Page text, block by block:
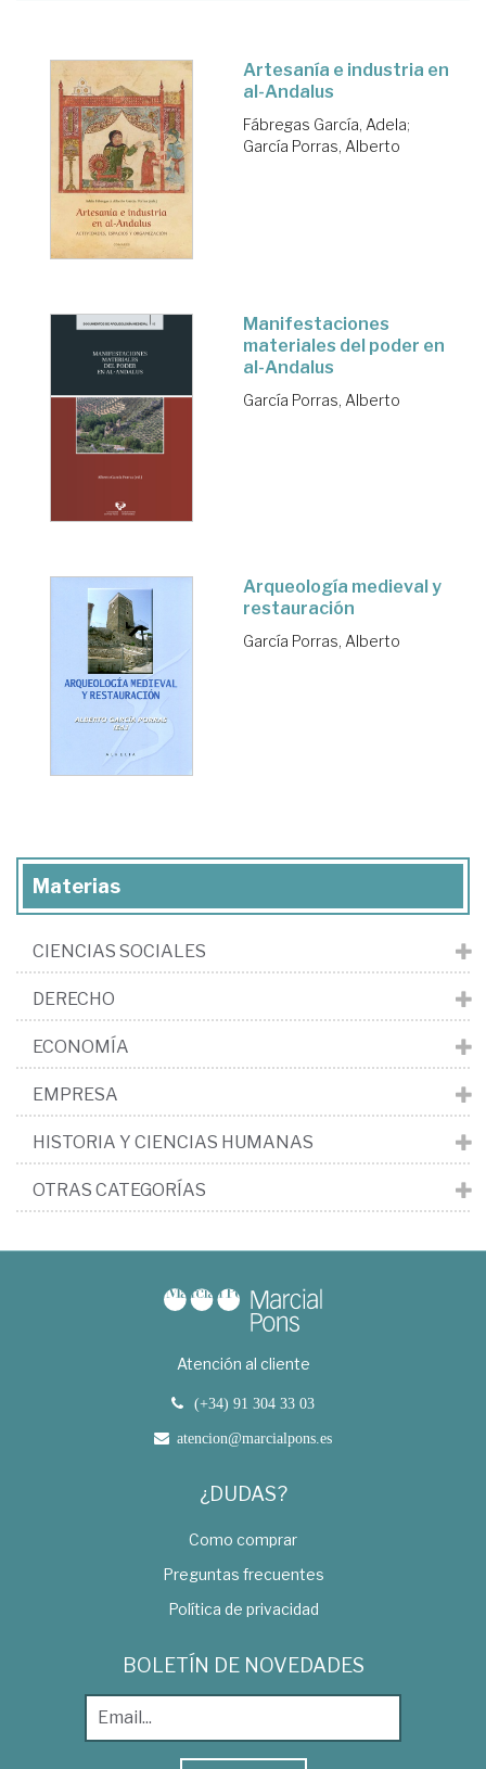
Artesanía e industria en
al-Andalus
Fábregas García, Adela;
García Porras, Alberto
Manifestaciones
materiales del poder en
al-Andalus
García Porras, Alberto
Arqueología medieval y
restauración
García Porras, Alberto
Materias
CIENCIAS SOCIALES
DERECHO
ECONOMÍA
EMPRESA
HISTORIA Y CIENCIAS HUMANAS
OTRAS CATEGORÍAS
Atención al cliente
(+34) 91 304 33 03
atencion@marcialpons.es
¿DUDAS?
Como comprar
Preguntas frecuentes
Política de privacidad
BOLETÍN DE NOVEDADES